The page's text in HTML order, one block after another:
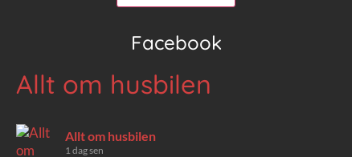
Facebook
Allt om husbilen
Allt om husbilen
1 dag sen